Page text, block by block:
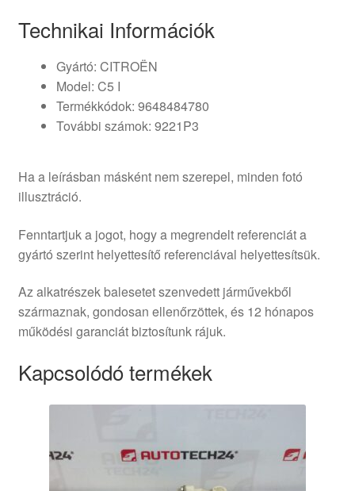
Technikai Információk
Gyártó: CITROËN
Model: C5 I
Termékkódok: 9648484780
További számok: 9221P3
Ha a leírásban másként nem szerepel, minden fotó
illusztráció.
Fenntartjuk a jogot, hogy a megrendelt referenciát a
gyártó szerint helyettesítő referenciával helyettesítsük.
Az alkatrészek balesetet szenvedett járművekből
származnak, gondosan ellenőrzöttek, és 12 hónapos
működési garanciát biztosítunk rájuk.
Kapcsolódó termékek